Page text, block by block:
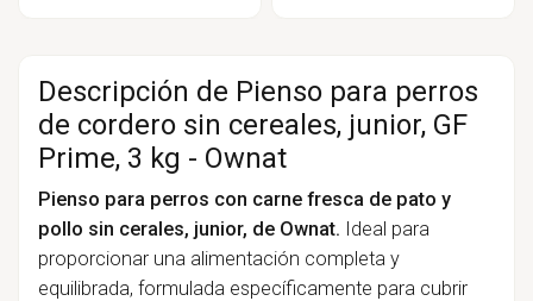
Descripción de Pienso para perros
de cordero sin cereales, junior, GF
Prime, 3 kg - Ownat
Pienso para perros con carne fresca de pato y
pollo sin cerales, junior, de Ownat. Ideal para
proporcionar una alimentación completa y
equilibrada, formulada específicamente para cubrir